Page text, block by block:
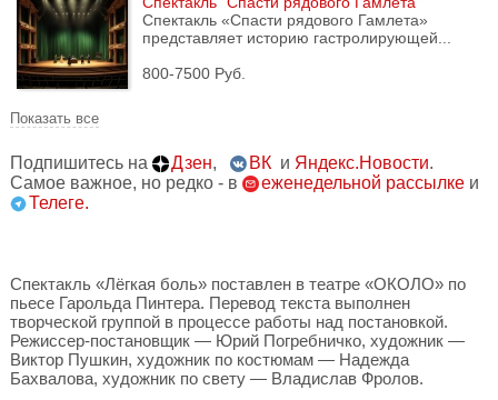
Спектакль «Спасти рядового Гамлета»
представляет историю гастролирующей...
800-7500 Руб.
Показать все
Подпишитесь на Дзен, ВК и Яндекс.Новости.
Самое важное, но редко - в
еженедельной рассылке и
Телеге.
Спектакль «Лёгкая боль» поставлен в театре «ОКОЛО» по
пьесе Гарольда Пинтера. Перевод текста выполнен
творческой группой в процессе работы над постановкой.
Режиссер-постановщик — Юрий Погребничко, художник —
Виктор Пушкин, художник по костюмам — Надежда
Бахвалова, художник по свету — Владислав Фролов.